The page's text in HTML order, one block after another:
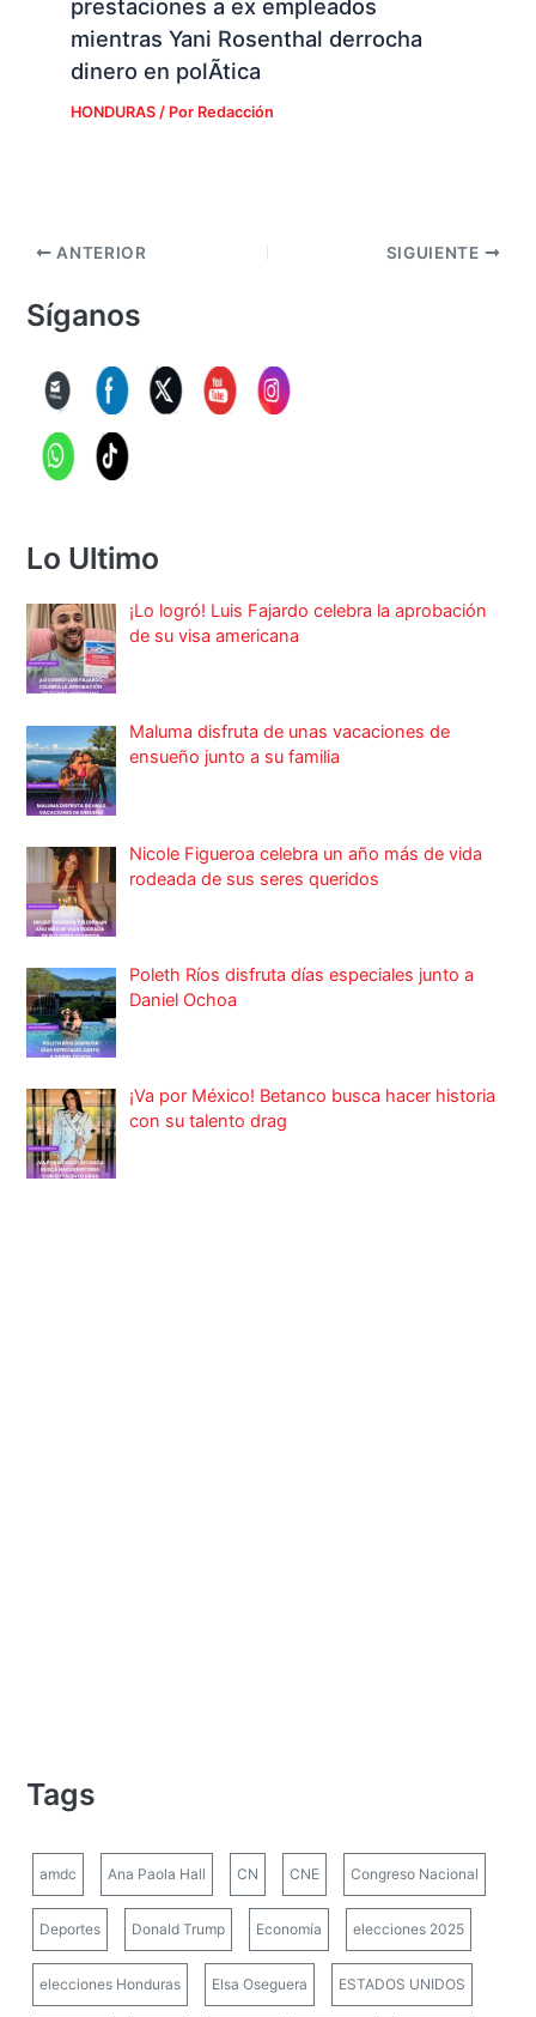
prestaciones a ex empleados
mientras Yani Rosenthal derrocha
dinero en polÃ­tica
HONDURAS/ Por Redacción
ANTERIOR SIGUIENTE
Síganos
Lo Ultimo
¡Lo logró! Luis Fajardo celebra la aprobación
de su visa americana
Maluma disfruta de unas vacaciones de
ensueño junto a su familia
Nicole Figueroa celebra un año más de vida
rodeada de sus seres queridos
Poleth Ríos disfruta días especiales junto a
Daniel Ochoa
¡Va por México! Betanco busca hacer historia
con su talento drag
Tags
amdc Ana Paola Hall CN CNE Congreso Nacional
Deportes Donald Trump Economía elecciones 2025
elecciones Honduras Elsa Oseguera ESTADOS UNIDOS